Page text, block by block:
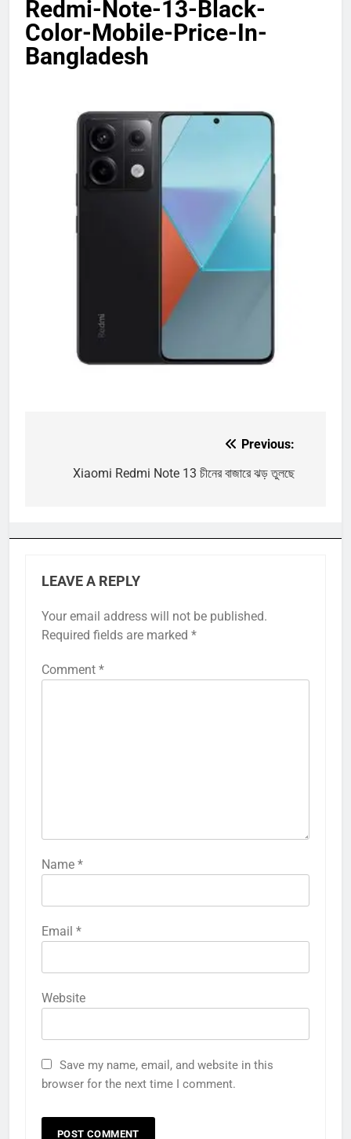
Redmi-Note-13-Black-
Color-Mobile-Price-In-
Bangladesh
navigation
Previous:
Xiaomi Redmi Note 13 চীনের বাজারে ঝড় তুলছে
LEAVE A REPLY
Your email address will not be published.
Required fields are marked *
Comment *
Name *
Email *
Website
Save my name, email, and website in this
browser for the next time I comment.